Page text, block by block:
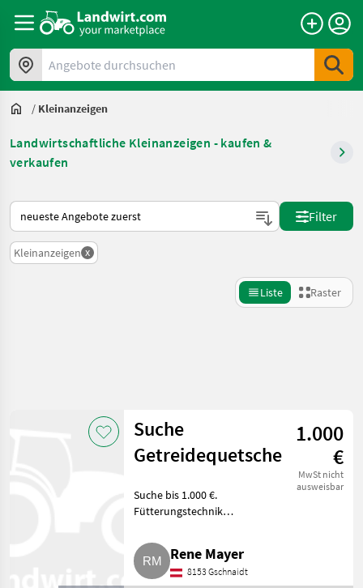
Angebote durchsuchen
/ Kleinanzeigen
Landwirtschaftliche Kleinanzeigen - kaufen &
verkaufen
So wird auf Landwirt.com sortiert
Filter
Kleinanzeigen x
Liste Raster
Kategorie 1 Land
Ergebnisse
anzeigen
Suche
Getreidequetsche
1.000
€
MwSt nicht
ausweisbar
Suche bis 1.000 €.
Fütterungstechnik
Rene Mayer
8153 Gschnaidt